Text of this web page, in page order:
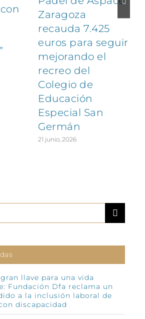
Zaragoza
recauda 7.425
euros para seguir
mejorando el
recreo del
Colegio de
Educación
Especial San
Germán
21 junio, 2026
llave para una vida
Fundación Dfa reclama un
a la inclusión laboral de
discapacidad